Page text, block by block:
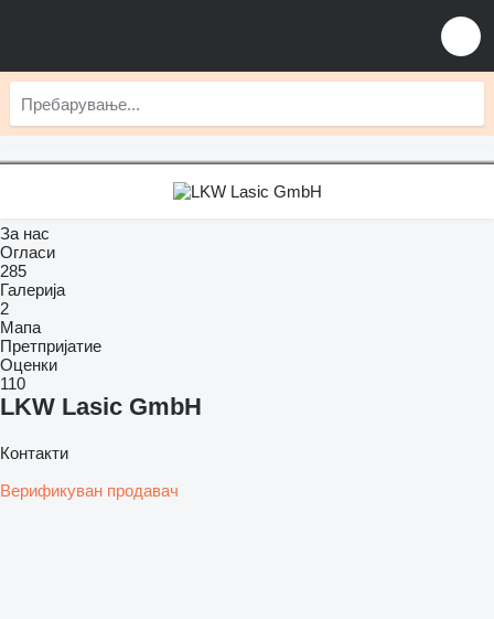
За нас
Огласи
285
Галерија
2
Мапа
Претпријатие
Оценки
110
LKW Lasic GmbH
Контакти
Верификуван продавач